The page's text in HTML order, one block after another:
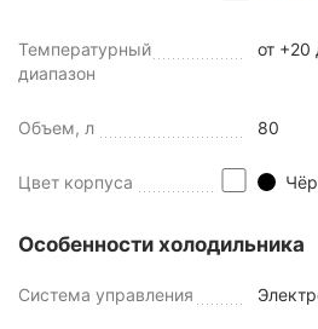
Температурный
диапазон
от +20
Объем, л 80
Цвет корпуса
Особенности холодильника
Система управления